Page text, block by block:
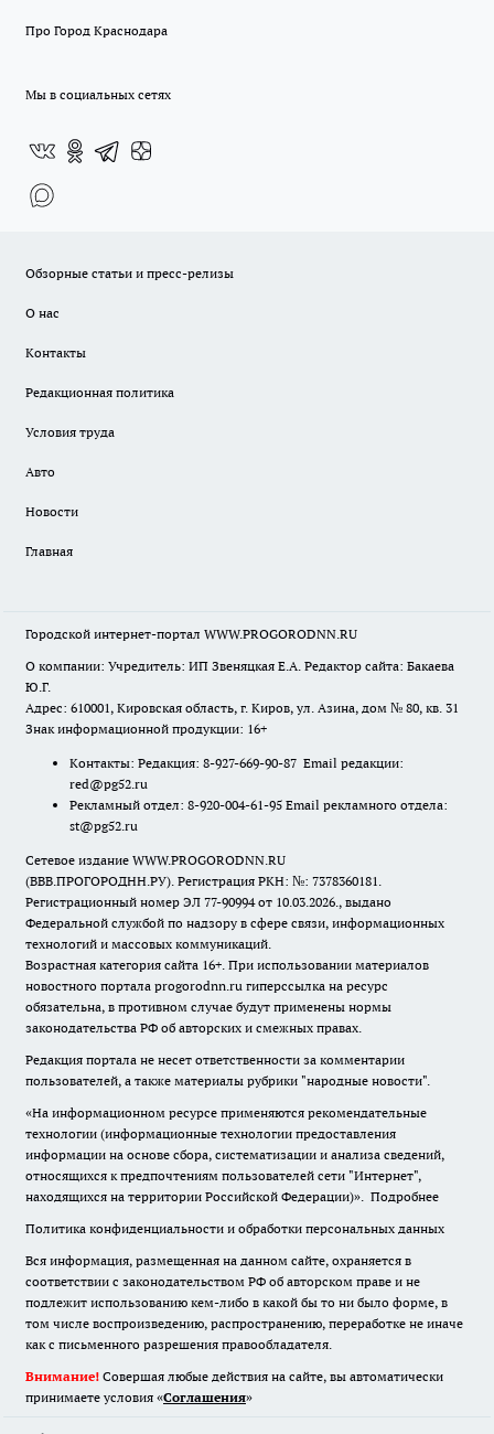
Про Город Краснодара
Мы в социальных сетях
Обзорные статьи и пресс-релизы
О нас
Контакты
Редакционная политика
Условия труда
Авто
Новости
Главная
Городской интернет-портал WWW.PROGORODNN.RU
О компании: Учредитель: ИП Звеняцкая Е.А. Редактор сайта: Бакаева
Ю.Г.
Адрес: 610001, Кировская область, г. Киров, ул. Азина, дом № 80, кв. 31
Знак информационной продукции: 16+
Контакты: Редакция: 8-927-669-90-87 Email редакции:
red@pg52.ru
Рекламный отдел: 8-920-004-61-95 Email рекламного отдела:
st@pg52.ru
Сетевое издание WWW.PROGORODNN.RU
(ВВВ.ПРОГОРОДНН.РУ). Регистрация РКН: №: 7378360181.
Регистрационный номер ЭЛ 77-90994 от 10.03.2026., выдано
Федеральной службой по надзору в сфере связи, информационных
технологий и массовых коммуникаций.
Возрастная категория сайта 16+. При использовании материалов
новостного портала progorodnn.ru гиперссылка на ресурс
обязательна, в противном случае будут применены нормы
законодательства РФ об авторских и смежных правах.
Редакция портала не несет ответственности за комментарии
пользователей, а также материалы рубрики "народные новости".
«На информационном ресурсе применяются рекомендательные
технологии (информационные технологии предоставления
информации на основе сбора, систематизации и анализа сведений,
относящихся к предпочтениям пользователей сети "Интернет",
находящихся на территории Российской Федерации)». Подробнее
Политика конфиденциальности и обработки персональных данных
Вся информация, размещенная на данном сайте, охраняется в
соответствии с законодательством РФ об авторском праве и не
подлежит использованию кем-либо в какой бы то ни было форме, в
том числе воспроизведению, распространению, переработке не иначе
как с письменного разрешения правообладателя.
Внимание! Совершая любые действия на сайте, вы автоматически
принимаете условия «Cоглашения»